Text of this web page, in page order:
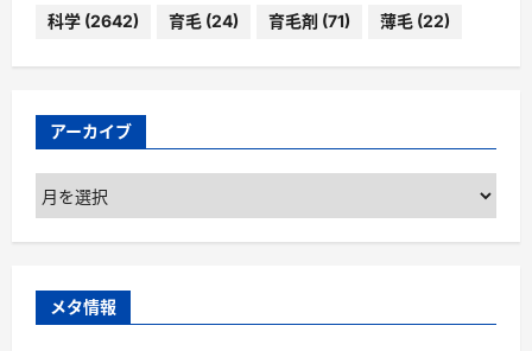
科学 (2642) 育毛 (24) 育毛剤 (71) 薄毛 (22)
アーカイブ
ア
ー
カ
ブ
メタ情報